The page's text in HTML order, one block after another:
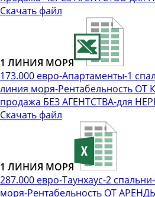
Скачать файл
1 ЛИНИЯ МОРЯ
173.000 евро-Апартаменты-1
линия моря-Рентабельность
продажа БЕЗ АГЕНТСТВА-для
Скачать файл
1 ЛИНИЯ МОРЯ
287.000 евро-Таунхаус-2
моря-Рентабельность ОТ